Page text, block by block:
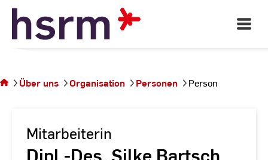
Skip
Content
Open
Main
sich auf
der
Über uns Organisation Personen Person
Mitarbeiterin